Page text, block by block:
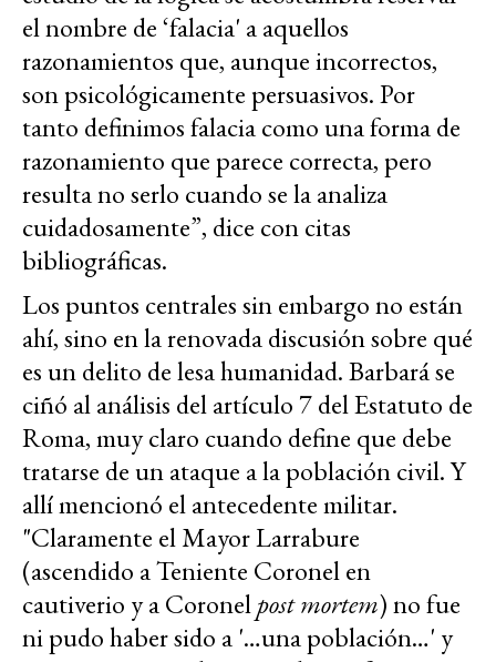
el nombre de ‘falacia' a aquellos
razonamientos que, aunque incorrectos,
son psicológicamente persuasivos. Por
tanto definimos falacia como una forma de
razonamiento que parece correcta, pero
resulta no serlo cuando se la analiza
cuidadosamente”, dice con citas
bibliográficas.
Los puntos centrales sin embargo no están
ahí, sino en la renovada discusión sobre qué
es un delito de lesa humanidad. Barbará se
ciñó al análisis del artículo 7 del Estatuto de
Roma, muy claro cuando define que debe
tratarse de un ataque a la población civil. Y
allí mencionó el antecedente militar.
"Claramente el Mayor Larrabure
(ascendido a Teniente Coronel en
cautiverio y a Coronelpost mortem) no fue
ni pudo haber sido a '…una población…' y